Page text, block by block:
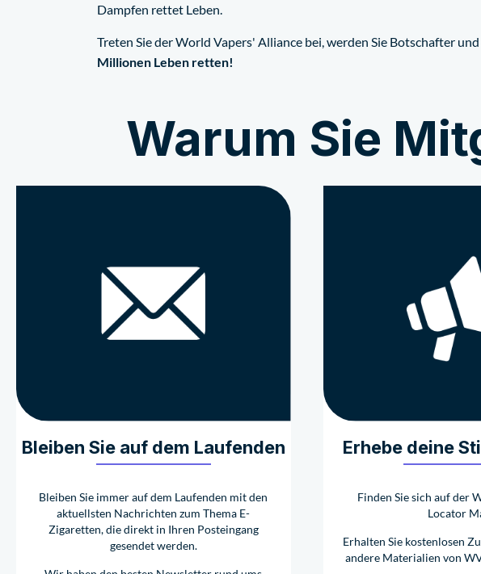
Dampfen rettet Leben.
Treten Sie der World Vapers' Alliance bei, werden Sie Botschafter
Millionen Leben retten!
Warum Sie
Bleiben Sie auf dem Laufenden
Bleiben Sie immer auf dem Laufenden mit den
aktuellsten Nachrichten zum Thema E-
Zigaretten, die direkt in Ihren Posteingang
gesendet werden.
Erhebe deine
Finden Sie sich auf der
Locator
Erhalten Sie kostenlosen
andere Materialien von